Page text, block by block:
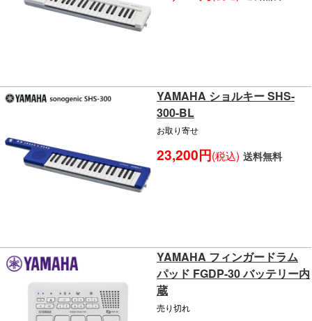
YAMAHA ショルキー SHS-
300-BL
お取り寄せ
23,200円(税込) 送料無料
YAMAHA フィンガードラム
パッド FGDP-30 バッテリー内
蔵
売り切れ